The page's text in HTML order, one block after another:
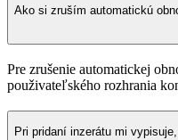
Ako si zruším automatickú
Pre zrušenie automatickej
použivateľského rozhrania
Pri pridaní inzerátu mi